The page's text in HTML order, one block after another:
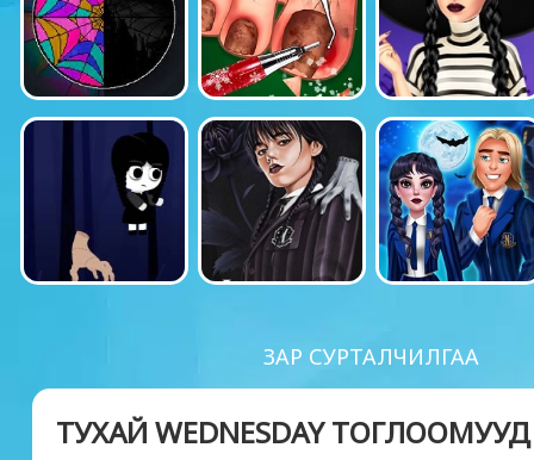
ЗАР СУРТАЛЧИЛГАА
ТУХАЙ WEDNESDAY ТОГЛООМУУД